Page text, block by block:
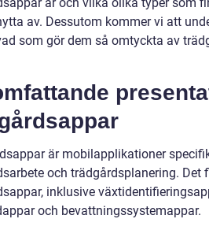
av. Dessutom kommer vi att
som gör dem så omtyckta av
är mobilapplikationer
och trädgårdsplanering. Det
inklusive
och bevattningssystemappar.